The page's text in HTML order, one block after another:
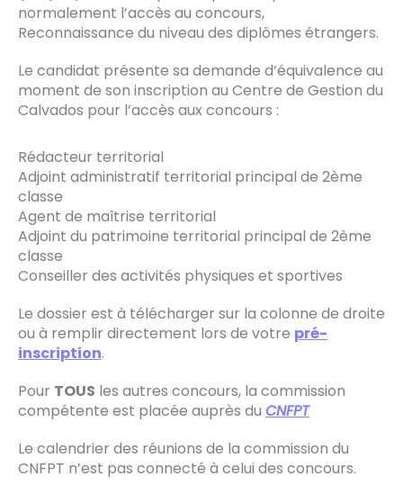
normalement l’accès au concours,
Reconnaissance du niveau des diplômes étrangers.
Le candidat présente sa demande d’équivalence au
moment de son inscription au Centre de Gestion du
Calvados pour l’accès aux concours :
Rédacteur territorial
Adjoint administratif territorial principal de 2ème
classe
Agent de maîtrise territorial
Adjoint du patrimoine territorial principal de 2ème
classe
Conseiller des activités physiques et sportives
Le dossier est à télécharger sur la colonne de droite
ou à remplir directement lors de votre pré-
inscription.
Pour TOUS les autres concours, la commission
compétente est placée auprès du CNFPT
Le calendrier des réunions de la commission du
CNFPT n’est pas connecté à celui des concours.